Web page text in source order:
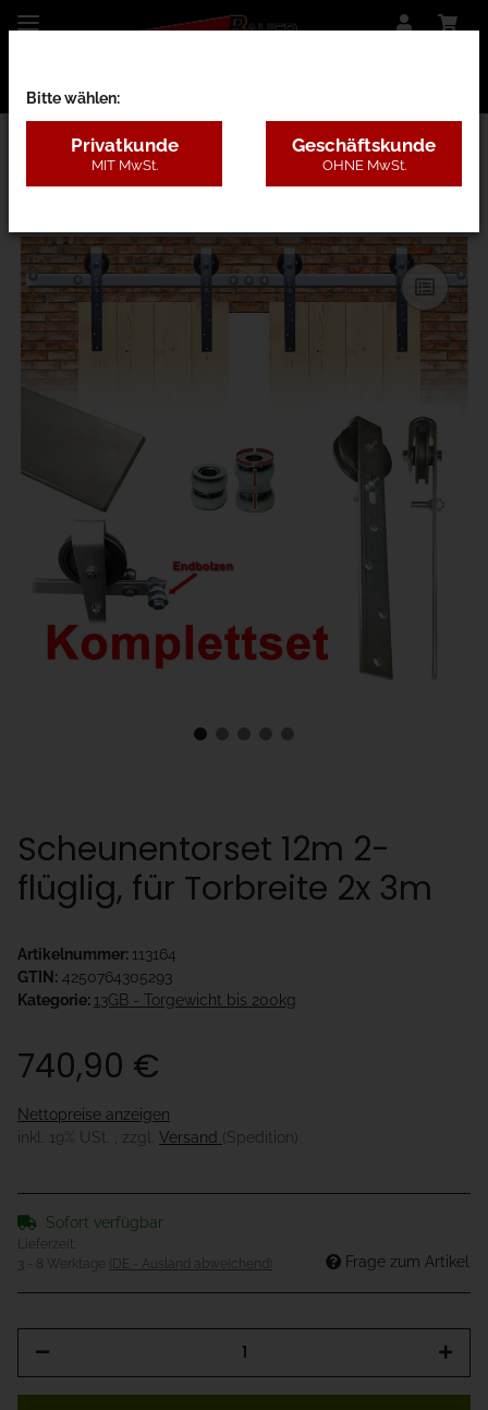
13GB - Torgewicht bis 200kg
Scheunentorset 12m 2-
flüglig, für Torbreite 2x 3m
Artikelnummer: 113164
GTIN: 4250764305293
Kategorie: 13GB - Torgewicht bis 200kg
740,90 €
Nettopreise anzeigen
inkl. 19% USt. , zzgl. Versand (Spedition)
Sofort verfügbar
Lieferzeit:
3 - 8 Werktage
(DE - Ausland abweichend) Frage zum Artikel
Bitte wählen:
Privatkunde
MIT MwSt.
Geschäftskunde
OHNE MwSt.